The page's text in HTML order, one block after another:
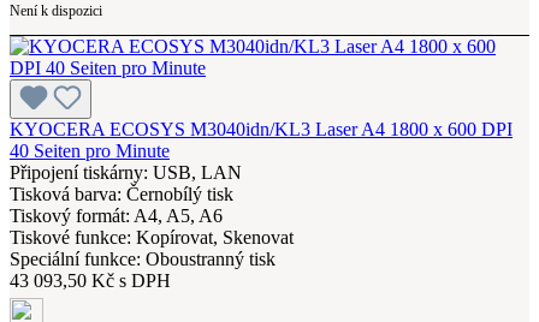
Není k dispozici
KYOCERA ECOSYS M3040idn/KL3 Laser A4 1800 x 600 DPI
40 Seiten pro Minute
Připojení tiskárny: USB, LAN
Tisková barva: Černobílý tisk
Tiskový formát: A4, A5, A6
Tiskové funkce: Kopírovat, Skenovat
Speciální funkce: Oboustranný tisk
43 093,50 Kč s DPH